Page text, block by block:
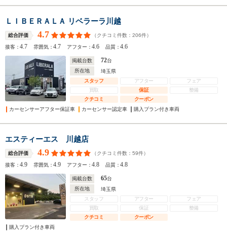
ＬＩＢＥＲＡＬＡ リベラーラ川越
総合評価 4.7 （クチコミ件数： 206件）
接客：4.7 雰囲気：4.7 アフター：4.6 品質：4.6
掲載台数 72台
所在地
埼玉県
スタッフ
アフター
フェア
買取
保証
整備
クチコミ
クーポン
カーセンサーアフター保証車
カーセンサー認定車 購入プラン付き車両
エスティーエス 川越店
総合評価 4.9 （クチコミ件数： 59件）
接客：4.9 雰囲気：4.9 アフター：4.8 品質：4.8
掲載台数 65台
所在地
埼玉県
スタッフ
アフター
フェア
買取
保証
整備
クチコミ
クーポン
購入プラン付き車両